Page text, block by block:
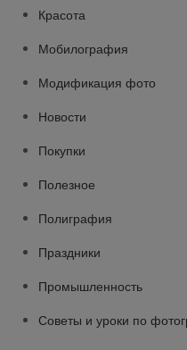
Красота
Мобилография
Модификация фото
Новости
Покупки
Полезное
Полиграфия
Праздники
Промышленность
Советы и уроки по